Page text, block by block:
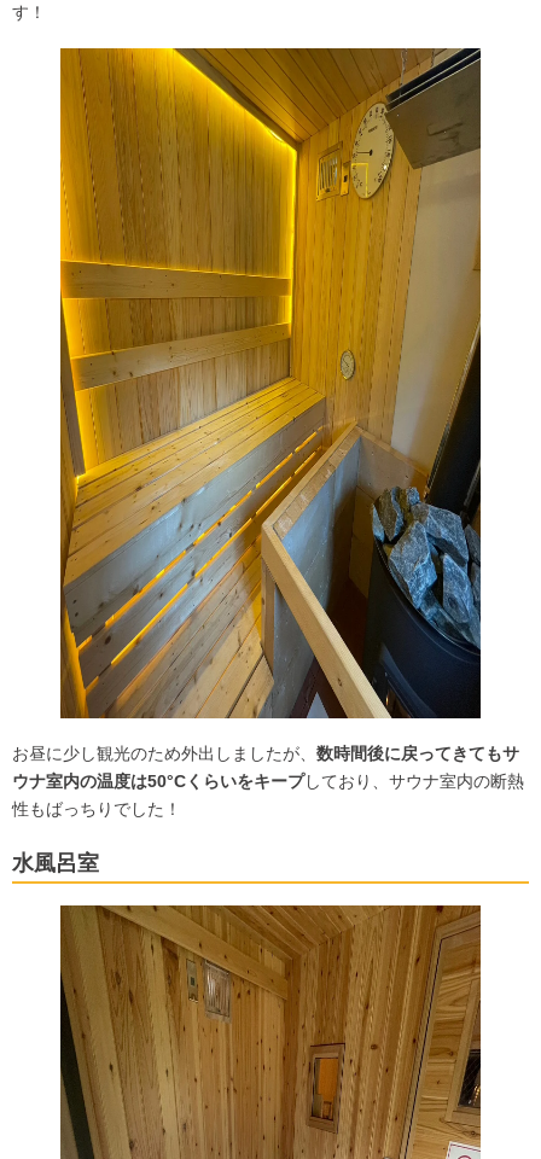
す！
お昼に少し観光のため外出しましたが、 数時間後に戻ってきてもサ
ウナ室内の温度は50°Cくらいをキープしており、サウナ室内の断熱
性もばっちりでした！
水風呂室